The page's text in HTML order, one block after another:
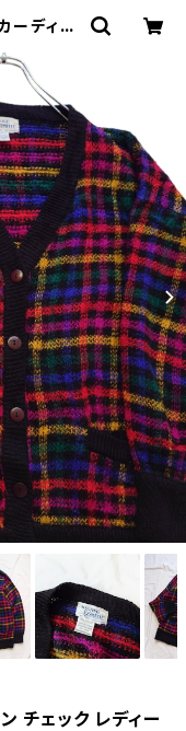
ーディガ
ン古着
チェック レディー